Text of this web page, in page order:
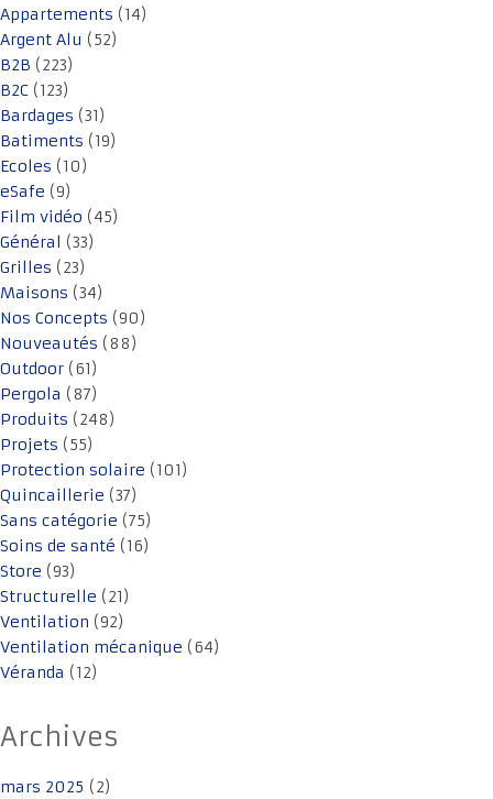
Appartements (14)
Argent Alu (52)
B2B (223)
B2C (123)
Bardages (31)
Batiments (19)
Ecoles (10)
eSafe (9)
Film vidéo (45)
Général (33)
Grilles (23)
Maisons (34)
Nos Concepts (90)
Nouveautés (88)
Outdoor (61)
Pergola (87)
Produits (248)
Projets (55)
Protection solaire (101)
Quincaillerie (37)
Sans catégorie (75)
Soins de santé (16)
Store (93)
Structurelle (21)
Ventilation (92)
Ventilation mécanique (64)
Véranda (12)
Archives
mars 2025 (2)